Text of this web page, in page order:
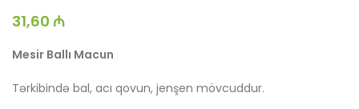
31,60 ₼
Mesir Ballı Macun
Tərkibində bal, acı qovun, jenşen mövcuddur.